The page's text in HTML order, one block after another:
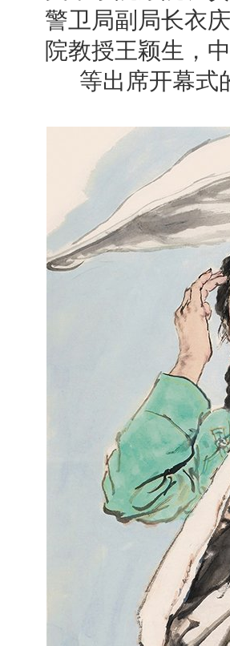
警卫局副局长衣
院教授王颖生，
等出席开幕式